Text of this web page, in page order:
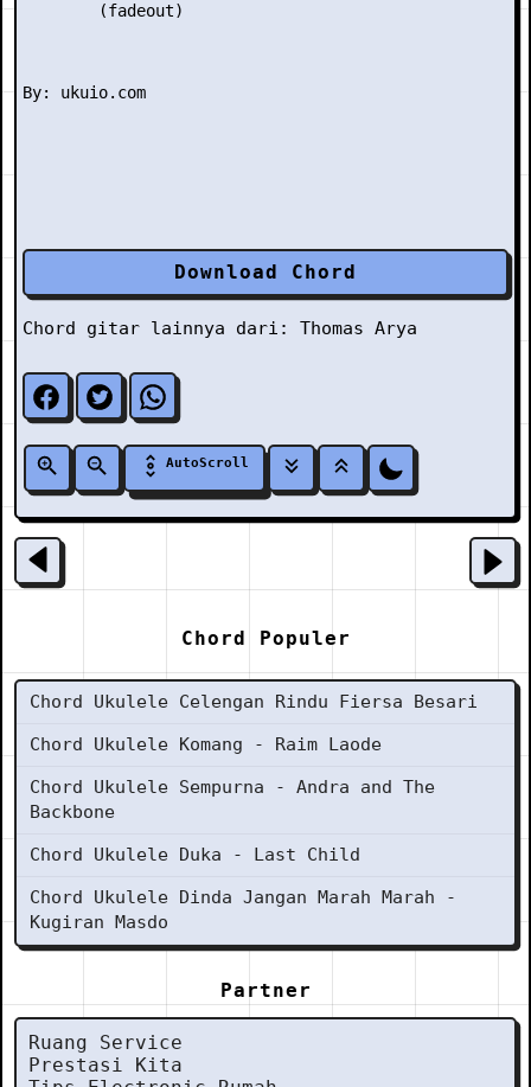
        (fadeout)
Download Chord
Chord gitar lainnya dari: Thomas Arya
AutoScroll
Chord Populer
Chord Ukulele Celengan Rindu Fiersa Besari
Chord Ukulele Komang - Raim Laode
Chord Ukulele Sempurna - Andra and The
Backbone
Chord Ukulele Duka - Last Child
Chord Ukulele Dinda Jangan Marah Marah -
Kugiran Masdo
Partner
Ruang Service
Prestasi Kita